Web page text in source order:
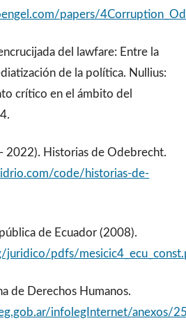
papers/
del lawfare: Entre la
de la política. Nullius:
crítico en el ámbito del
2022). Historias de Odebrecht.
code/historias-de-
de Ecuador (2008).
juridico/pdfs/
de Derechos Humanos.
infolegInternet/anexos/